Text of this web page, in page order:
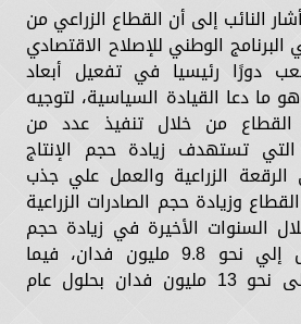
النائب إلى أن القطاع الزراعي من
الوطني للإصلاح الاقتصادي
دورًا رئيسيا في تفعيل أبعاد
ما دعا القيادة السياسية، لتوجيه
القطاع من خلال تنفيذ عدد من
تستهدف زيادة حجم الإنتاج
الزراعية والعمل علي جذب
وزيادة حجم الصادرات الزراعية
السنوات الأخيرة في زيادة حجم
الرقعة الزراعية لتصل إلي نحو 9.8 مليون فدان، فيما
تستهدف وصولها إلى نحو 13 مليون فدان بحلول عام